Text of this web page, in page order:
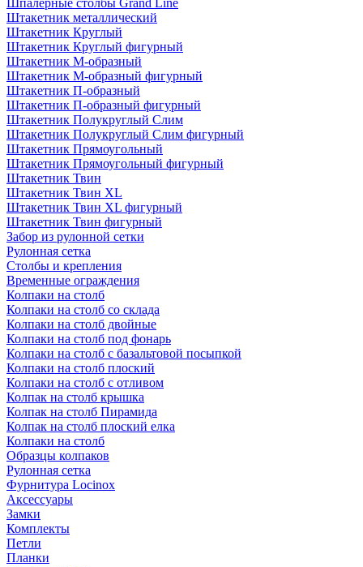
Шпалерные столбы Grand Line
Штакетник металлический
Штакетник Круглый
Штакетник Круглый фигурный
Штакетник М-образный
Штакетник М-образный фигурный
Штакетник П-образный
Штакетник П-образный фигурный
Штакетник Полукруглый Слим
Штакетник Полукруглый Слим фигурный
Штакетник Прямоугольный
Штакетник Прямоугольный фигурный
Штакетник Твин
Штакетник Твин XL
Штакетник Твин XL фигурный
Штакетник Твин фигурный
Забор из рулонной сетки
Рулонная сетка
Столбы и крепления
Временные ограждения
Колпаки на столб
Колпаки на столб со склада
Колпаки на столб двoйные
Колпаки на столб под фонарь
Колпаки на столб с базальтовой посыпкой
Колпаки на столб плоский
Колпаки на столб с отливом
Колпак на столб крышка
Колпак на столб Пирамида
Колпак на столб плоский елка
Колпаки на столб
Образцы колпаков
Рулонная сетка
Фурнитура Locinox
Аксессуары
Замки
Комплекты
Петли
Планки